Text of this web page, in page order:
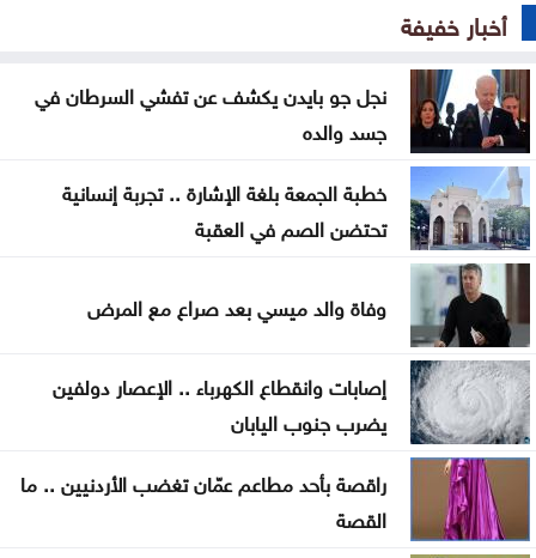
الفيفا يحذر من محاولات للإطاحة بإنفانتينو
فتح باب التقديم لمنح تشيفنينغ للدراسة في بريطانيا
إسرائيل ترفض خطة غزة
انطلاق مهرجان صيف تلفريك الخميس المقبل
إجراءات أمنية مشددة ضد مطلقي العيارات النارية
بالتوجيهي
أخبار خفيفة
نجل جو بايدن يكشف عن تفشي السرطان في
جسد والده
خطبة الجمعة بلغة الإشارة .. تجربة إنسانية
تحتضن الصم في العقبة
وفاة والد ميسي بعد صراع مع المرض
إصابات وانقطاع الكهرباء .. الإعصار دولفين
يضرب جنوب اليابان
راقصة بأحد مطاعم عمّان تغضب الأردنيين .. ما
القصة